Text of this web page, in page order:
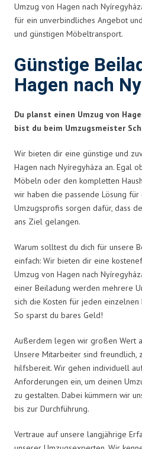
Umzug von Hagen nach
für ein unverbindliches Angebot
und günstigen Möbeltransport.
Günstige
Hagen nach
Du planst einen Umzug von
bist du beim Umzugsmeister
Wir bieten dir eine günstige und
Hagen nach Nyíregyháza an. Egal
Möbeln oder den kompletten
wir haben die passende Lösung
Umzugsprofis sorgen dafür, dass
ans Ziel gelangen.
Warum solltest du dich für unsere
einfach: Wir bieten dir eine
Umzug von Hagen nach
einer Beiladung werden mehrere
sich die Kosten für jeden
So sparst du bares Geld!
Außerdem legen wir großen Wert
Unsere Mitarbeiter sind freundlich,
hilfsbereit. Wir gehen individuell
Anforderungen ein, um deinen
zu gestalten. Dabei kümmern wir
bis zur Durchführung.
Vertraue auf unsere langjährige